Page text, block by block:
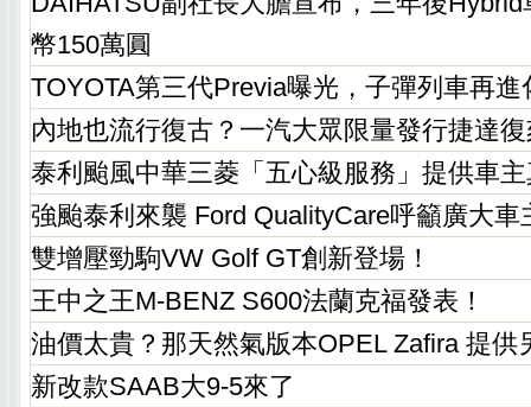
幣150萬圓
TOYOTA第三代Previa曝光，子彈列車再進
內地也流行復古？一汽大眾限量發行捷達
泰利颱風中華三菱「五心級服務」提供車
強颱泰利來襲 Ford QualityCare呼籲廣大車
雙增壓勁駒VW Golf GT創新登場！
王中之王M-BENZ S600法蘭克福發表！
油價太貴？那天然氣版本OPEL Zafira 提供
新改款SAAB大9-5來了